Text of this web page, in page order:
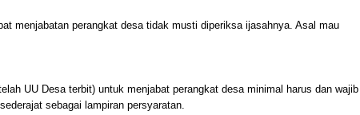
menjabatan perangkat desa tidak musti diperiksa ijasahnya. Asal mau
UU Desa terbit) untuk menjabat perangkat desa minimal harus dan wajib
sebagai lampiran persyaratan.